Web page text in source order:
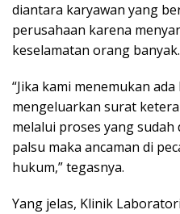
diantara karyawan yang
perusahaan karena
keselamatan orang banyak.
“Jika kami menemukan
mengeluarkan surat
melalui proses yang
palsu maka ancaman di
hukum,” tegasnya.
Yang jelas, Klinik